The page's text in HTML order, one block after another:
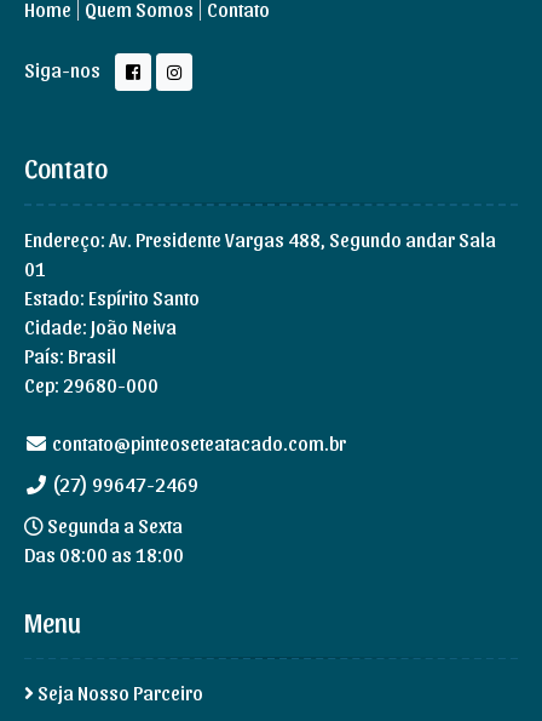
Home Quem Somos Contato
Siga-nos
Contato
Endereço: Av. Presidente Vargas 488, Segundo andar Sala
01
Estado: Espírito Santo
Cidade: João Neiva
País: Brasil
Cep: 29680-000
contato@pinteoseteatacado.com.br
(27) 99647-2469
Segunda a Sexta
Das 08:00 as 18:00
Menu
Seja Nosso Parceiro